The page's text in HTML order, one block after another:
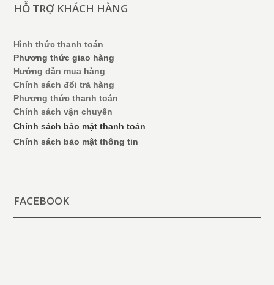
HỖ TRỢ KHÁCH HÀNG
Hình thức thanh toán
Phương thức giao hàng
Hướng dẫn mua hàng
Chính sách đổi trả hàng
Phương thức thanh toán
Chính sách vận chuyển
Chính sách bảo mật thanh toán
Chính sách bảo mật thông tin
FACEBOOK